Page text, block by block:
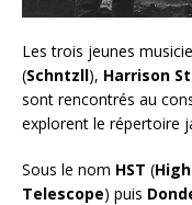
Les trois jeunes
(Schntzll), Harrison
sont rencontrés au
explorent le répertoire
Sous le nom HST (
Telescope) puis